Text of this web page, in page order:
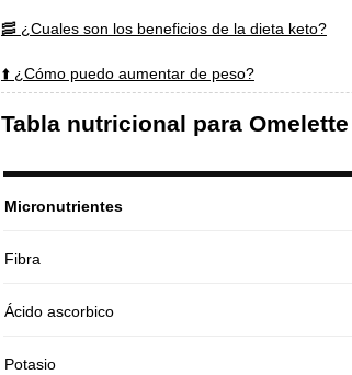
🥓 ¿Cuales son los beneficios de la dieta keto?
⬆️ ¿Cómo puedo aumentar de peso?
Tabla nutricional para
Micronutrientes
Fibra
Ácido ascorbico
Potasio